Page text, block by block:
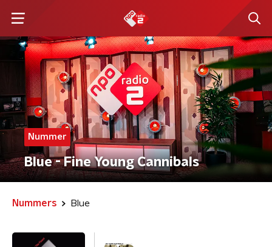
Nummer
Blue - Fine Young Cannibals
Nummers Blue